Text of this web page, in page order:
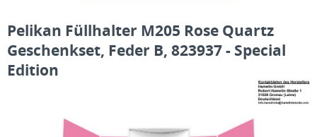
Pelikan Füllhalter M205 Rose Quartz
Geschenkset, Feder B, 823937 - Special
Edition